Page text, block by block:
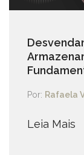
Por: Rafaela
Leia Mais